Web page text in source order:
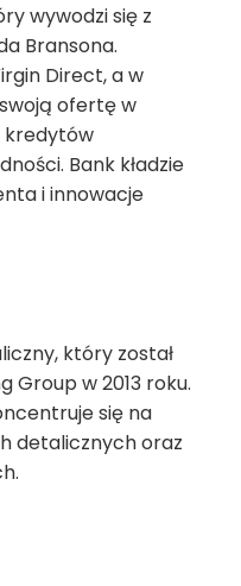
wywodzi się z
Bransona.
Direct, a w
ofertę w
kredytów
Bank kładzie
i innowacje
który został
Group w 2013 roku.
się na
detalicznych oraz